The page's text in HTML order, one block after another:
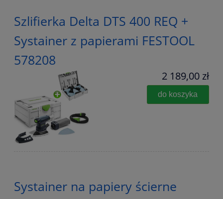
Szlifierka Delta DTS 400 REQ +
Systainer z papierami FESTOOL
578208
2 189,00 zł
do koszyka
Systainer na papiery ścierne